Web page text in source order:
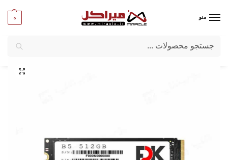
منو 0
میراکل/کامپیوتر/قطعات اصلی